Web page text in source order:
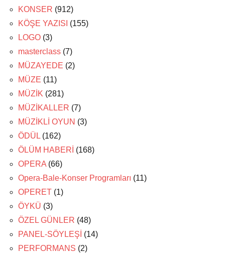
KONSER (912)
KÖŞE YAZISI (155)
LOGO (3)
masterclass (7)
MÜZAYEDE (2)
MÜZE (11)
MÜZİK (281)
MÜZİKALLER (7)
MÜZİKLİ OYUN (3)
ÖDÜL (162)
ÖLÜM HABERİ (168)
OPERA (66)
Opera-Bale-Konser Programları (11)
OPERET (1)
ÖYKÜ (3)
ÖZEL GÜNLER (48)
PANEL-SÖYLEŞİ (14)
PERFORMANS (2)